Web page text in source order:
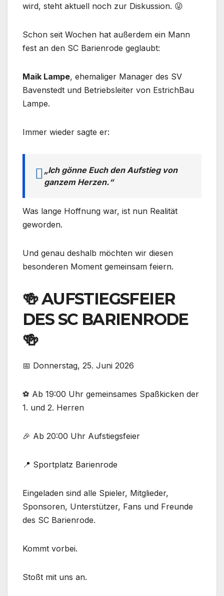
wird, steht aktuell noch zur Diskussion. 😜
Schon seit Wochen hat außerdem ein Mann
fest an den SC Barienrode geglaubt:
Maik Lampe, ehemaliger Manager des SV
Bavenstedt und Betriebsleiter von EstrichBau
Lampe.
Immer wieder sagte er:
„Ich gönne Euch den Aufstieg von
ganzem Herzen.“
Was lange Hoffnung war, ist nun Realität
geworden.
Und genau deshalb möchten wir diesen
besonderen Moment gemeinsam feiern.
🍻 AUFSTIEGSFEIER
DES SC BARIENRODE
🍻
📅 Donnerstag, 25. Juni 2026
⚽ Ab 19:00 Uhr gemeinsames Spaßkicken der
1. und 2. Herren
🎉 Ab 20:00 Uhr Aufstiegsfeier
📍 Sportplatz Barienrode
Eingeladen sind alle Spieler, Mitglieder,
Sponsoren, Unterstützer, Fans und Freunde
des SC Barienrode.
Kommt vorbei.
Stoßt mit uns an.